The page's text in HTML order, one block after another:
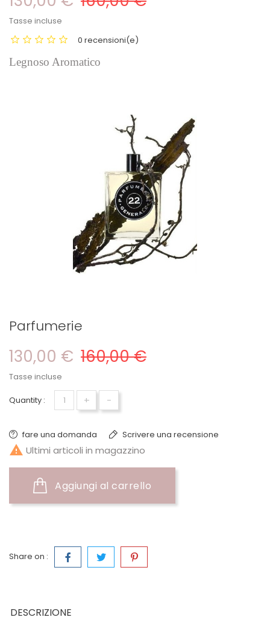
Tasse incluse
0 recensioni(e)
Legnoso Aromatico
Parfumerie
130,00 € 160,00 €
Tasse incluse
Quantity : + -
fare una domanda Scrivere una recensione
 Ultimi articoli in magazzino
Aggiungi al carrello
Share on :
DESCRIZIONE